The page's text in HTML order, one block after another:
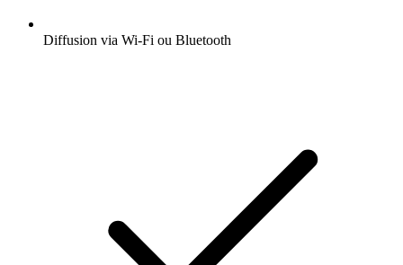
Diffusion via Wi-Fi ou Bluetooth